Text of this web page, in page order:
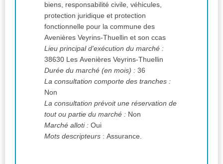
biens, responsabilité civile, véhicules,
protection juridique et protection
fonctionnelle pour la commune des
Avenières Veyrins-Thuellin et son ccas
Lieu principal d'exécution du marché :
38630 Les Avenières Veyrins-Thuellin
Durée du marché (en mois) : 36
La consultation comporte des tranches :
Non
La consultation prévoit une réservation de
tout ou partie du marché : Non
Marché alloti : Oui
Mots descripteurs : Assurance.